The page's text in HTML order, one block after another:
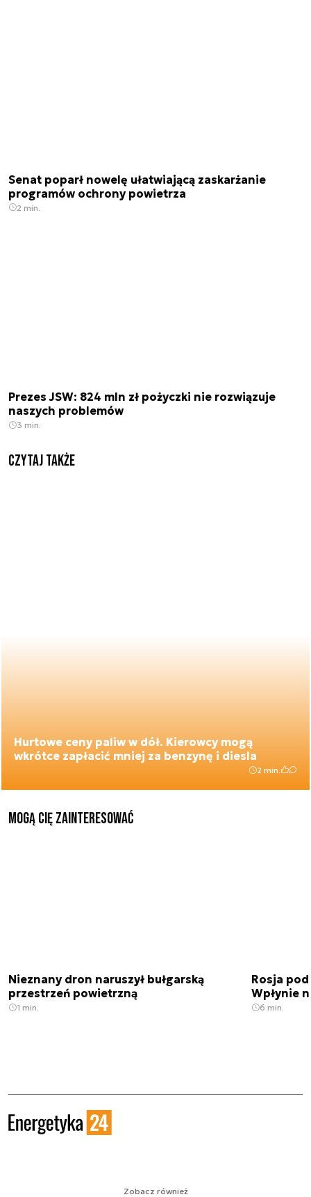
Senat poparł nowelę ułatwiającą zaskarżanie
programów ochrony powietrza
2 min.
Prezes JSW: 824 mln zł pożyczki nie rozwiązuje
naszych problemów
3 min.
Czytaj także
Hurtowe ceny paliw w dół. Kierowcy mogą
wkrótce zapłacić mniej za benzynę i diesla
2 min.
Mogą Cię zainteresować
Nieznany dron naruszył bułgarską
przestrzeń powietrzną
1 min.
Rosja
Wpłynie
6 min.
Zobacz również